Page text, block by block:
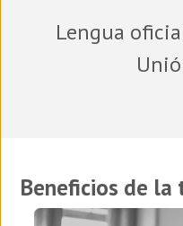
Lengua
Beneficios de la